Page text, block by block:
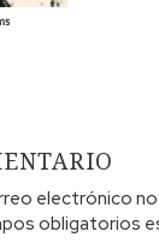
electrónico
obligatorios